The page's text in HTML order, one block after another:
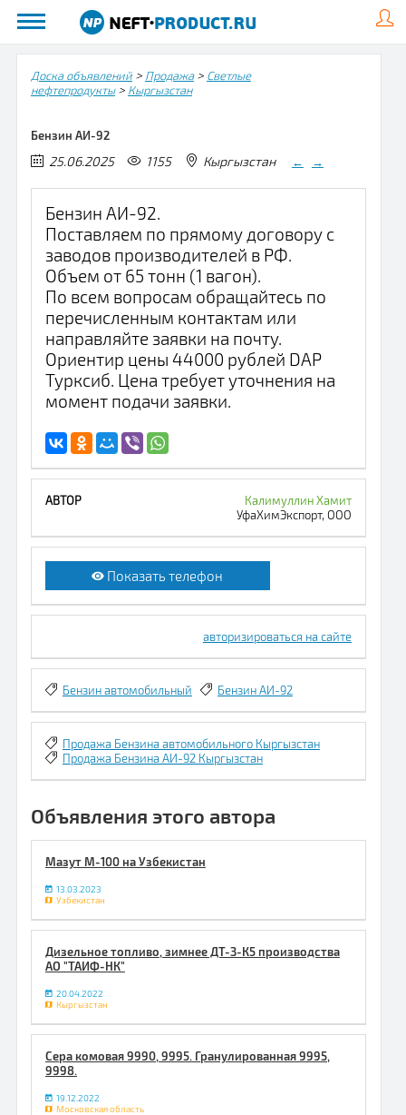
Доска объявлений> Продажа> Светлые
нефтепродукты> Кыргызстан
Бензин АИ-92
25.06.2025 1155 Кыргызстан ← →
Бензин АИ-92.
Поставляем по прямому договору с
заводов производителей в РФ.
Объем от 65 тонн (1 вагон).
По всем вопросам обращайтесь по
перечисленным контактам или
направляйте заявки на почту.
Ориентир цены 44000 рублей DAP
Турксиб. Цена требует уточнения на
момент подачи заявки.
Калимуллин Хамит
УфаХимЭкспорт, ООО
Показать телефон
авторизироваться на сайте
Бензин автомобильный Бензин АИ-92
Продажа Бензина автомобильного Кыргызстан
Продажа Бензина АИ-92 Кыргызстан
Объявления этого автора
Мазут М-100 на Узбекистан
13.03.2023
Узбекистан
Дизельное топливо, зимнее ДТ-З-К5 производства
АО "ТАИФ-НК"
20.04.2022
Кыргызстан
Сера комовая 9990, 9995. Гранулированная 9995,
9998.
19.12.2022
Московская область